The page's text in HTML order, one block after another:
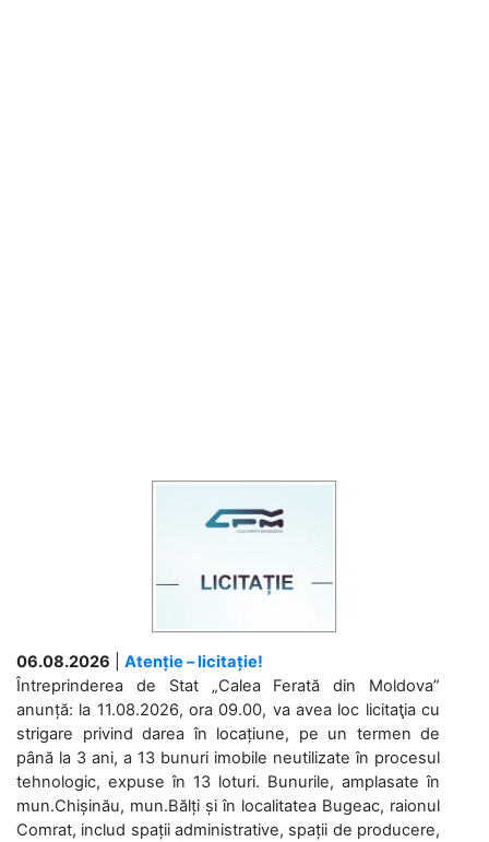
06.08.2026
Atenție – licitație!
Întreprinderea de Stat „Calea Ferată din Moldova”
anunță: la 11.08.2026, ora 09.00, va avea loc licitaţia cu
strigare privind darea în locațiune, pe un termen de
până la 3 ani, a 13 bunuri imobile neutilizate în procesul
tehnologic, expuse în 13 loturi. Bunurile, amplasate în
mun.Chișinău, mun.Bălți și în localitatea Bugeac, raionul
Comrat, includ spații administrative, spații de producere,